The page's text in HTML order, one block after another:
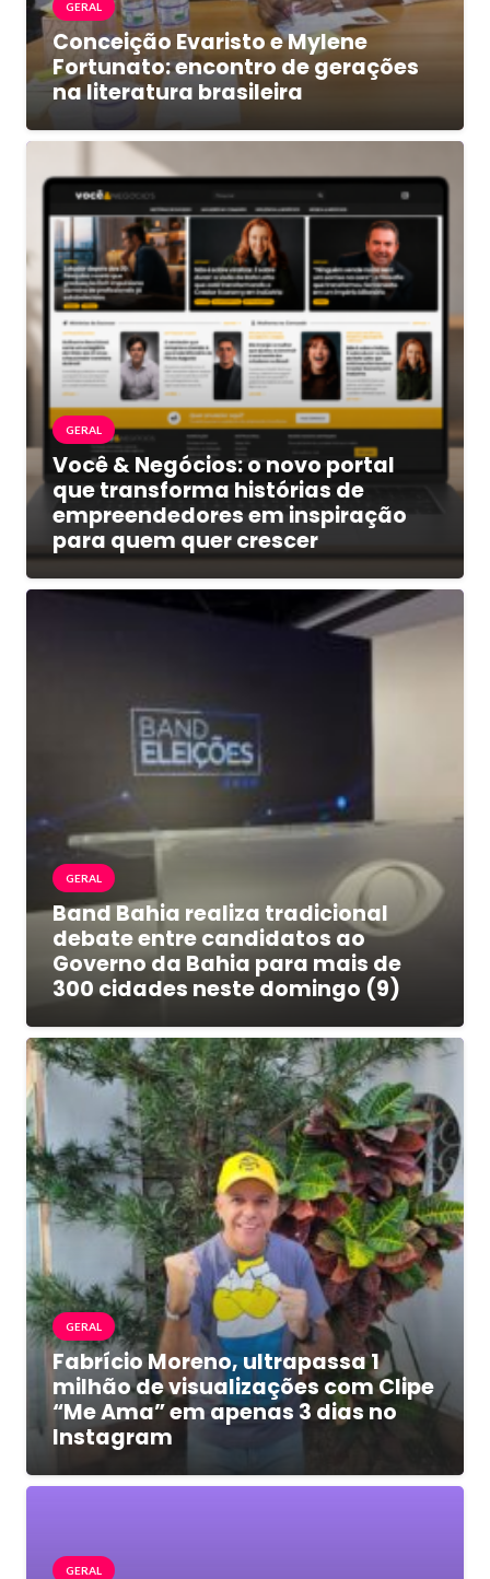
GERAL
Conceição Evaristo e Mylene
Fortunato: encontro de gerações
na literatura brasileira
GERAL
Você & Negócios: o novo portal
que transforma histórias de
empreendedores em inspiração
para quem quer crescer
GERAL
Band Bahia realiza tradicional
debate entre candidatos ao
Governo da Bahia para mais de
300 cidades neste domingo (9)
GERAL
Fabrício Moreno, ultrapassa 1
milhão de visualizações com Clipe
“Me Ama” em apenas 3 dias no
Instagram
GERAL